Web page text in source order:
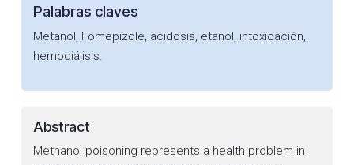
Palabras claves
Metanol, Fomepizole, acidosis, etanol, intoxicación,
hemodiálisis.
Abstract
Methanol poisoning represents a health problem in